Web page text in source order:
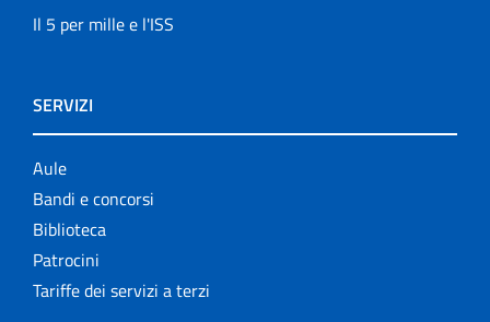
Il 5 per mille e l'ISS
SERVIZI
Aule
Bandi e concorsi
Biblioteca
Patrocini
Tariffe dei servizi a terzi